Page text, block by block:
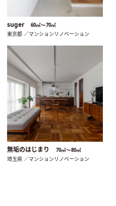
suger 60㎡〜70㎡
東京都 ／マンションリノベーション
無垢のはじまり 70㎡〜80㎡
埼玉県 ／マンションリノベーション